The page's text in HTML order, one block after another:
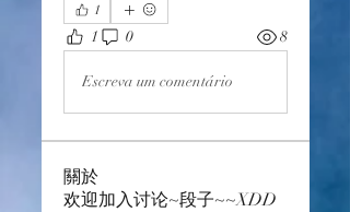
1
1 0 8
Escreva um comentário
關於
欢迎加入讨论~段子~~XDD